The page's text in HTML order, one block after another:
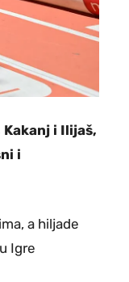
i Ilijaš,
i
a hiljade
Igre